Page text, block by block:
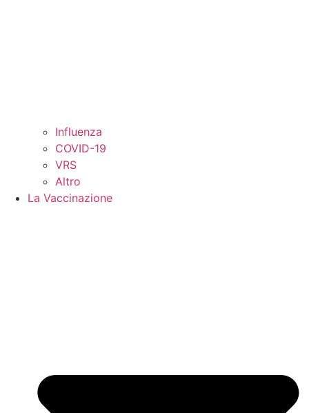
Influenza
COVID-19
VRS
Altro
La Vaccinazione